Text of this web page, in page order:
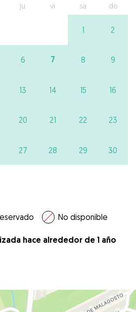
ju vi sa do
1 2
6 7 8 9
13 14 15 16
20 21 22 23
27 28 29 30
No disponible
hace alrededor de 1 año